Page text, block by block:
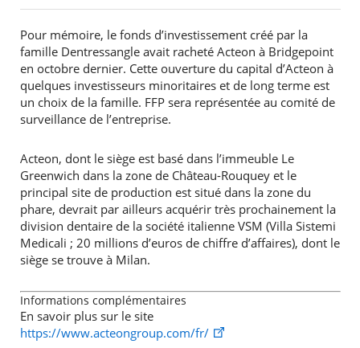
Pour mémoire, le fonds d’investissement créé par la
famille Dentressangle avait racheté Acteon à Bridgepoint
en octobre dernier. Cette ouverture du capital d’Acteon à
quelques investisseurs minoritaires et de long terme est
un choix de la famille. FFP sera représentée au comité de
surveillance de l’entreprise.
Acteon, dont le siège est basé dans l’immeuble Le
Greenwich dans la zone de Château-Rouquey et le
principal site de production est situé dans la zone du
phare, devrait par ailleurs acquérir très prochainement la
division dentaire de la société italienne VSM (Villa Sistemi
Medicali ; 20 millions d’euros de chiffre d’affaires), dont le
siège se trouve à Milan.
Informations complémentaires
En savoir plus sur le site
https://www.acteongroup.com/fr/